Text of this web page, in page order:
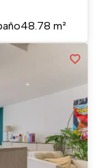
48.78 m²